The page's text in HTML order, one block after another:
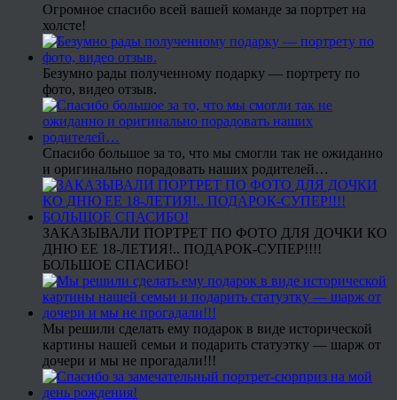
Огромное спасибо всей вашей команде за портрет на
холсте!
Безумно рады полученному подарку — портрету по
фото, видео отзыв.
Спасибо большое за то, что мы смогли так не ожиданно
и оригинально порадовать наших родителей…
ЗАКАЗЫВАЛИ ПОРТРЕТ ПО ФОТО ДЛЯ ДОЧКИ КО
ДНЮ ЕЕ 18-ЛЕТИЯ!.. ПОДАРОК-СУПЕР!!!!
БОЛЬШОЕ СПАСИБО!
Мы решили сделать ему подарок в виде исторической
картины нашей семьи и подарить статуэтку — шарж от
дочери и мы не прогадали!!!